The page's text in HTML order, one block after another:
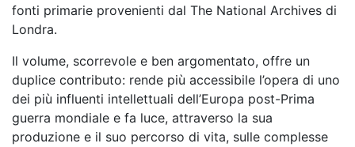
fonti primarie provenienti dal The National Archives di
Londra.
Il volume, scorrevole e ben argomentato, offre un
duplice contributo: rende più accessibile l’opera di uno
dei più influenti intellettuali dell’Europa post-Prima
guerra mondiale e fa luce, attraverso la sua
produzione e il suo percorso di vita, sulle complesse